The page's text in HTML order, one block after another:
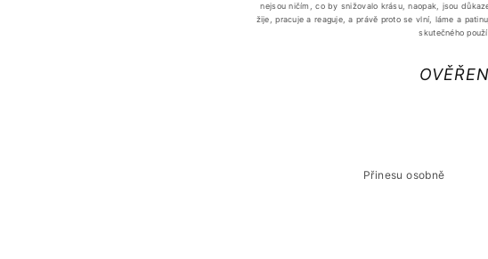
nejsou ničím, co by snižovalo krásu, naopak, jsou
žije, pracuje a reaguje, a právě proto se vlní, láme a
skutečného
informace